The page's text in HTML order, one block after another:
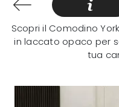
Scopri il Comodino
in laccato opaco per
tua